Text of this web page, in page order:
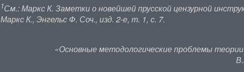
1См.: Маркс К. Заметки о новейшей прусской цензурной
Маркс К., Энгельс Ф. Соч., изд. 2-е, т. 1, с. 7.
«Основные методологические проблемы